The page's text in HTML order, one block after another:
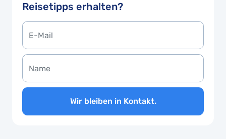
Reisetipps erhalten?
Wir bleiben in Kontakt.